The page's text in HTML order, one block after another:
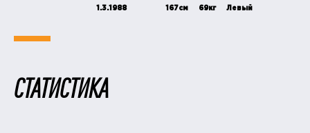
1.3.1988 167см 69кг Левый
СТАТИСТИКА